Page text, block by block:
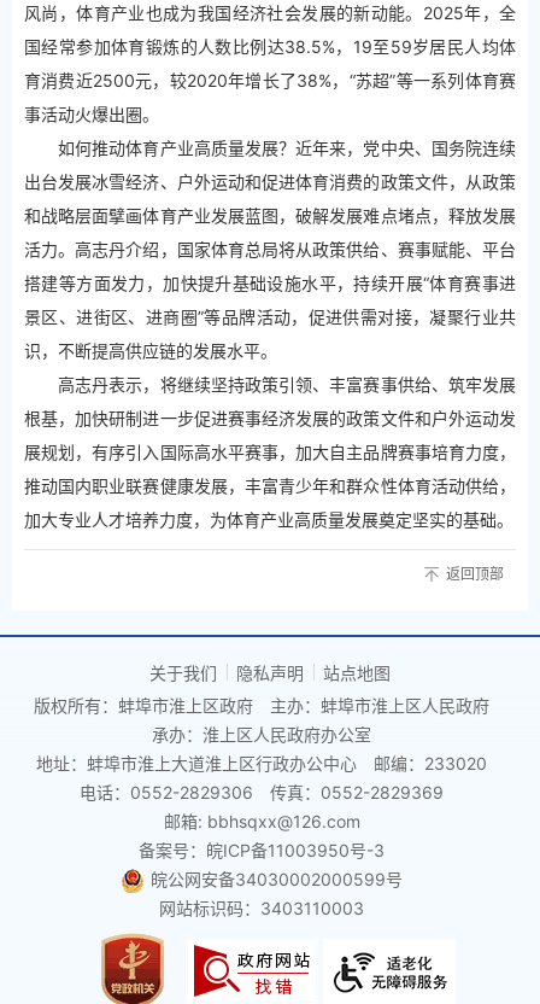
风尚，体育产业也成为我国经济社会发展的新动能。2025年，全
国经常参加体育锻炼的人数比例达38.5%，19至59岁居民人均体
育消费近2500元，较2020年增长了38%，“苏超”等一系列体育赛
事活动火爆出圈。
如何推动体育产业高质量发展？近年来，党中央、国务院连续
出台发展冰雪经济、户外运动和促进体育消费的政策文件，从政策
和战略层面擘画体育产业发展蓝图，破解发展难点堵点，释放发展
活力。高志丹介绍，国家体育总局将从政策供给、赛事赋能、平台
搭建等方面发力，加快提升基础设施水平，持续开展“体育赛事进
景区、进街区、进商圈”等品牌活动，促进供需对接，凝聚行业共
识，不断提高供应链的发展水平。
高志丹表示，将继续坚持政策引领、丰富赛事供给、筑牢发展
根基，加快研制进一步促进赛事经济发展的政策文件和户外运动发
展规划，有序引入国际高水平赛事，加大自主品牌赛事培育力度，
推动国内职业联赛健康发展，丰富青少年和群众性体育活动供给，
加大专业人才培养力度，为体育产业高质量发展奠定坚实的基础。
返回顶部
关于我们 隐私声明
站点地图
版权所有：蚌埠市淮上区政府
主办：蚌埠市淮上区人民政府
承办：淮上区人民政府办公室
地址：蚌埠市淮上大道淮上区行政办公中心
邮编：233020
电话：0552-2829306
传真：0552-2829369
邮箱: bbhsqxx@126.com
备案号：皖ICP备11003950号-3
皖公网安备34030002000599号
网站标识码：3403110003